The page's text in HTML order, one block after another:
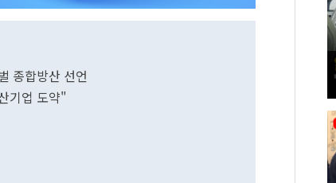
종합방산 선언
기업 도약"